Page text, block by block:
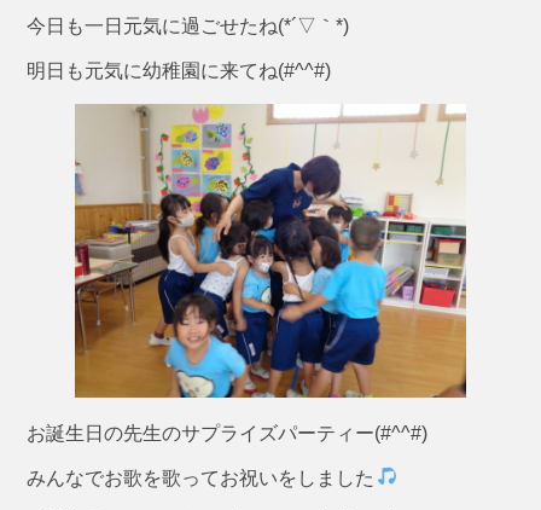
今日も一日元気に過ごせたね(*´▽｀*)
明日も元気に幼稚園に来てね(#^^#)
お誕生日の先生のサプライズパーティー(#^^#)
みんなでお歌を歌ってお祝いをしました